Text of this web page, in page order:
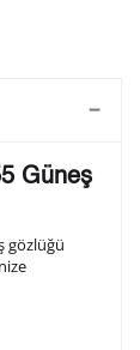
Güneş
gözlüğü